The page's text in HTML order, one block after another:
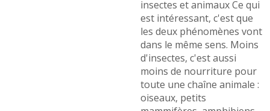
insectes et animaux Ce qui
est intéressant, c'est que
les deux phénomènes vont
dans le même sens. Moins
d'insectes, c'est aussi
moins de nourriture pour
toute une chaîne animale :
oiseaux, petits